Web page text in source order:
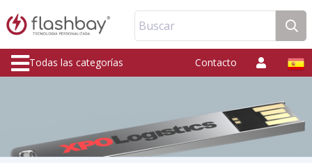
Buscar
Todas las categorías Contacto